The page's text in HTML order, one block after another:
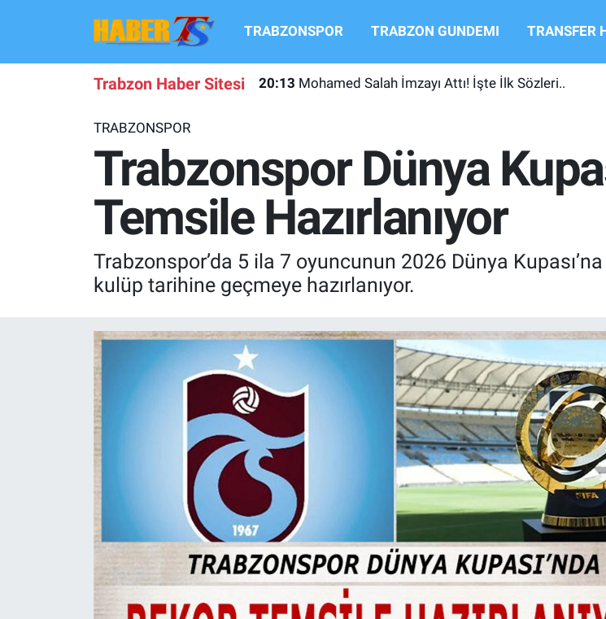
TRABZONSPOR TRABZON GUNDEMI TRANSFER
Trabzon Haber Sitesi 20:13 Mohamed Salah İmzayı Attı! İşte İlk Sözleri..
TRABZONSPOR
Trabzonspor Dünya
Temsile Hazırlanıyor
Trabzonspor’da 5 ila 7 oyuncunun 2026 Dünya
kulüp tarihine geçmeye hazırlanıyor.
TRABZONSPOR
TRANSFER HABERLERI
KULİS MEYDANI
1461 TRABZON
ALT LIGLER
TV VE SİNEMA
BASKETBOL
Hava Durumu
Süper Lig Puan Durumu ve Fikstür
Tüm Manşetler
Son Dakika Haberleri
Haber Arşivi